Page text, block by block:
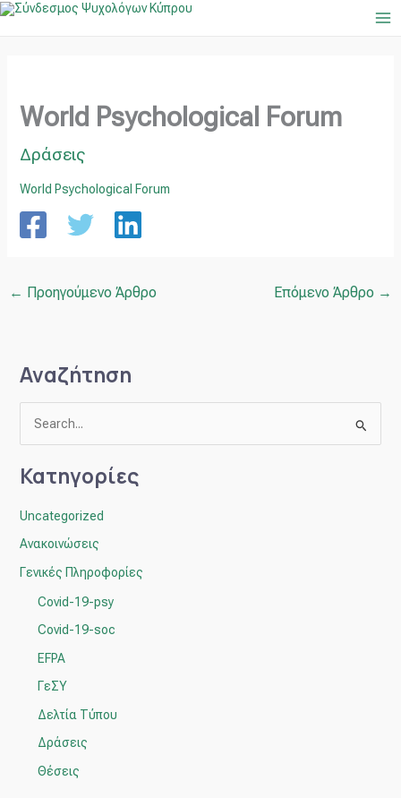
Μετάβαση
World Psychological Forum
Δράσεις
World Psychological Forum
← Προηγούμενο Άρθρο Επόμενο Άρθρο →
Αναζήτηση
α
η
Κατηγορίες
Uncategorized
Ανακοινώσεις
Γενικές Πληροφορίες
Covid-19-psy
Covid-19-soc
EFPA
ΓεΣΥ
Δελτία Τύπου
Δράσεις
Θέσεις